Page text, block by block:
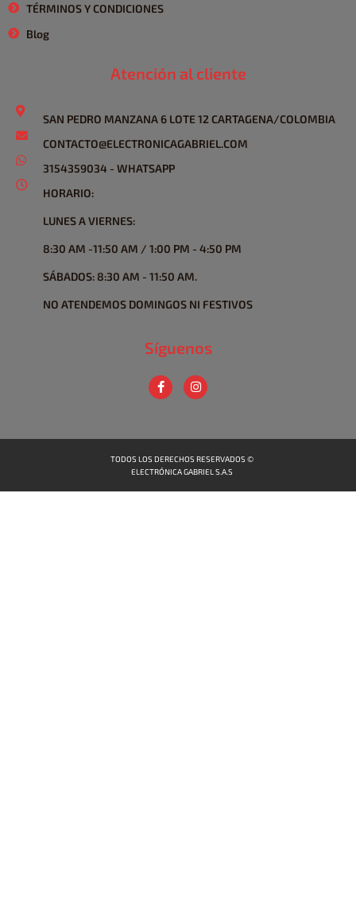
TÉRMINOS Y CONDICIONES
Blog
Atención al cliente
SAN PEDRO MANZANA 6 LOTE 12 CARTAGENA/COLOMBIA
CONTACTO@ELECTRONICAGABRIEL.COM
3154359034 - WHATSAPP
HORARIO:
LUNES A VIERNES:
8:30 AM -11:50 AM / 1:00 PM - 4:50 PM
SÁBADOS: 8:30 AM - 11:50 AM.
NO ATENDEMOS DOMINGOS NI FESTIVOS
Síguenos
TODOS LOS DERECHOS RESERVADOS ©
ELECTRÓNICA GABRIEL S.A.S